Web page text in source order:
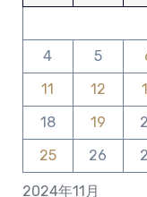
2024年11月
4
5
11
12
18
19
25
26